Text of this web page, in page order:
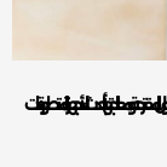
ومعالجتها بأحدث الأجهزة المتطورة ذات